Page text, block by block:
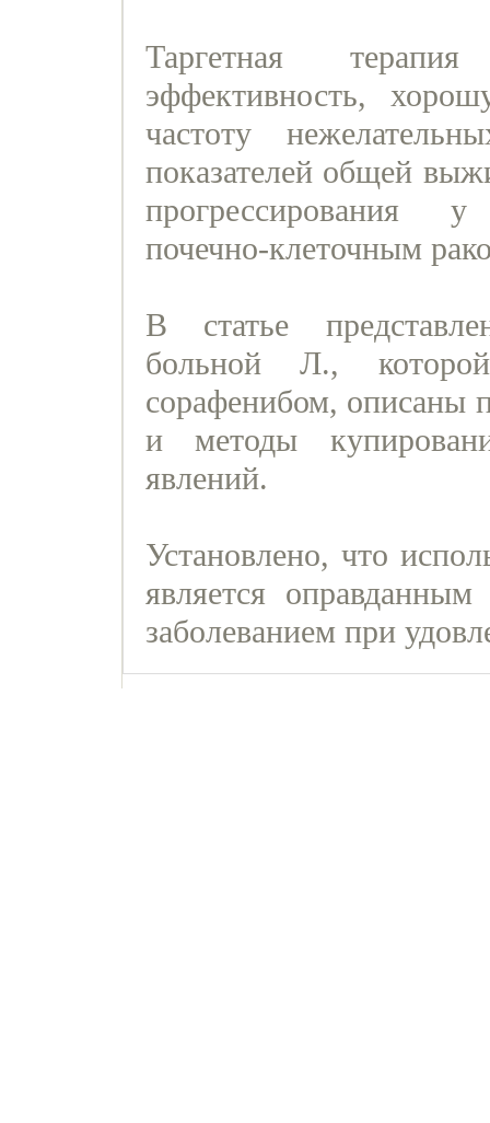
Таргетная
эффективность,
частоту
показателей общей
прогрессирования
почечно-клеточным
В статье
больной Л.,
сорафенибом, описаны
и методы
явлений.
Установлено, что
является
заболеванием при